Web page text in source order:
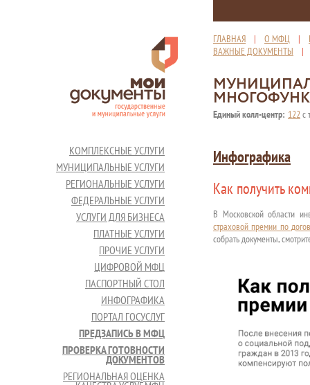
ГЛАВНАЯ | О МФЦ |
ВАЖНЫЕ ДОКУМЕНТЫ
Единый колл-центр: 122с
КОМПЛЕКСНЫЕ УСЛУГИ
МУНИЦИПАЛЬНЫЕ УСЛУГИ
РЕГИОНАЛЬНЫЕ УСЛУГИ
ФЕДЕРАЛЬНЫЕ УСЛУГИ
УСЛУГИ ДЛЯ БИЗНЕСА
ПЛАТНЫЕ УСЛУГИ
ПРОЧИЕ УСЛУГИ
ЦИФРОВОЙ МФЦ
ПАСПОРТНЫЙ СТОЛ
ИНФОГРАФИКА
ПОРТАЛ ГОСУСЛУГ
ПРЕДЗАПИСЬ В МФЦ
ПРОВЕРКА ГОТОВНОСТИ
ДОКУМЕНТОВ
РЕГИОНАЛЬНАЯ ОЦЕНКА
Инфографика
Как получить
В Московской области
страховой премии по
собрать документы,